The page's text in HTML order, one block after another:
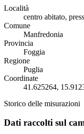
Località
centro abitato,
Comune
Manfredonia
Provincia
Foggia
Regione
Puglia
Coordinate
41.625264,
Storico delle misurazioni
Dati raccolti sul